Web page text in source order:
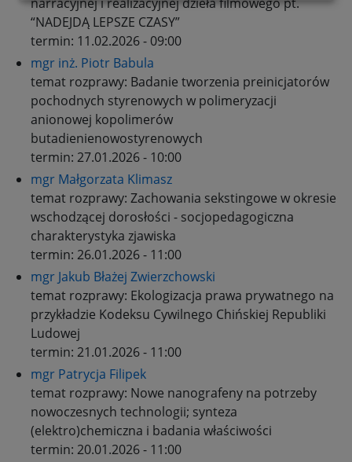
narracyjnej i realizacyjnej dzieła filmowego pt.
“NADEJDĄ LEPSZE CZASY”
termin: 11.02.2026 - 09:00
mgr inż. Piotr Babula
temat rozprawy: Badanie tworzenia preinicjatorów
pochodnych styrenowych w polimeryzacji
anionowej kopolimerów
butadienienowostyrenowych
termin: 27.01.2026 - 10:00
mgr Małgorzata Klimasz
temat rozprawy: Zachowania sekstingowe w okresie
wschodzącej dorosłości - socjopedagogiczna
charakterystyka zjawiska
termin: 26.01.2026 - 11:00
mgr Jakub Błażej Zwierzchowski
temat rozprawy: Ekologizacja prawa prywatnego na
przykładzie Kodeksu Cywilnego Chińskiej Republiki
Ludowej
termin: 21.01.2026 - 11:00
mgr Patrycja Filipek
temat rozprawy: Nowe nanografeny na potrzeby
nowoczesnych technologii; synteza
(elektro)chemiczna i badania właściwości
termin: 20.01.2026 - 11:00